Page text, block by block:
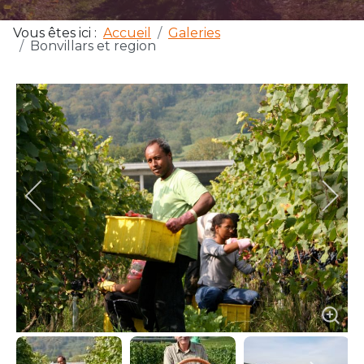
Vous êtes ici : Accueil
Galeries
Bonvillars et region